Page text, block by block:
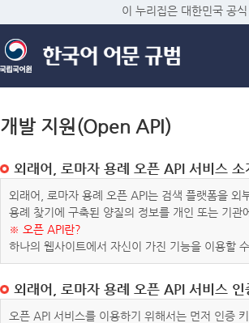
이 누리집은 대한민국 공
개발 지원(Open API)
외래어, 로마자 용례 오픈 API 서비스 소
외래어, 로마자 용례 오픈 API는 검색 플랫폼을
용례 찾기에 구축된 양질의 정보를 개인 또는 기
※ 오픈 API란?
하나의 웹사이트에서 자신이 가진 기능을 이용할
외래어, 로마자 용례 오픈 API 서비스 인
오픈 API 서비스를 이용하기 위해서는 먼저 인증